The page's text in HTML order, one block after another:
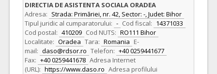
DIRECTIA DE ASISTENTA SOCIALA ORADEA
Adresa: Strada: Primăriei, nr. 42, Sector: -, Judet: Bihor
Tipul juridic al cumparatorului: - Cod fiscal: 14371033
Cod postal: 410209 Cod NUTS: RO111 Bihor
Localitate: Oradea Tara: Romania E-
mail: daso@rdsor.ro Telefon: +40 0259441677
Fax: +40 0259441678 Adresa Internet
(URL): https://www.daso.ro Adresa profilului